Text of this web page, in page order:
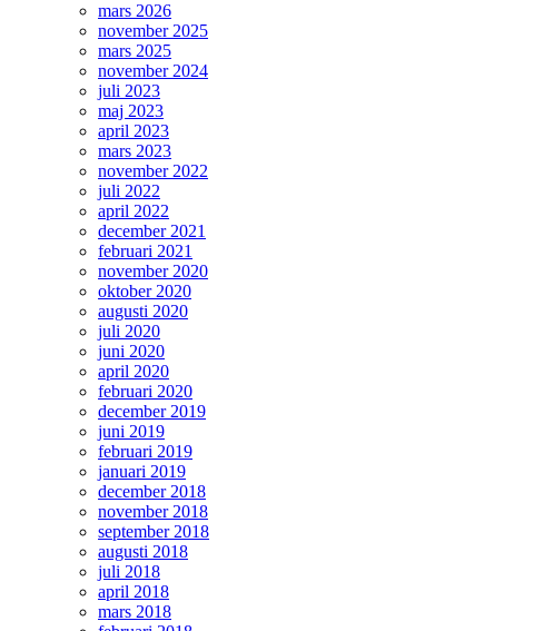
mars 2026
november 2025
mars 2025
november 2024
juli 2023
maj 2023
april 2023
mars 2023
november 2022
juli 2022
april 2022
december 2021
februari 2021
november 2020
oktober 2020
augusti 2020
juli 2020
juni 2020
april 2020
februari 2020
december 2019
juni 2019
februari 2019
januari 2019
december 2018
november 2018
september 2018
augusti 2018
juli 2018
april 2018
mars 2018